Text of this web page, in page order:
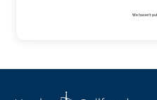
We haven't